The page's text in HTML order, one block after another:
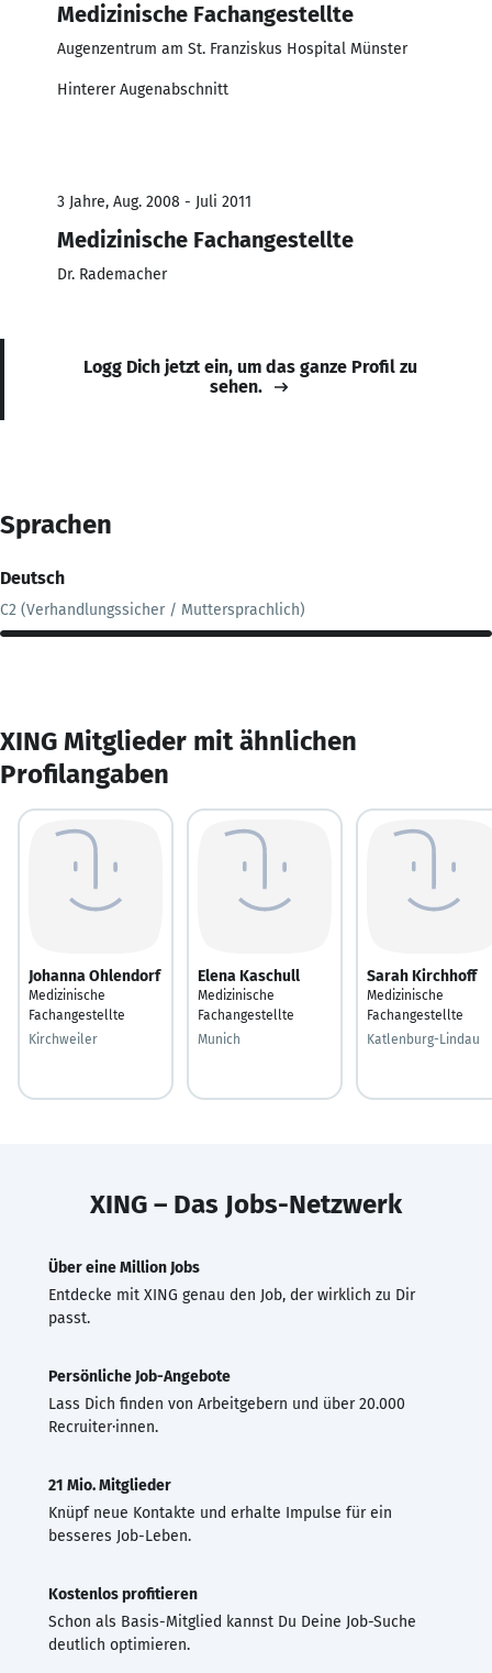
Medizinische Fachangestellte
Augenzentrum am St. Franziskus Hospital Münster
Hinterer Augenabschnitt
3 Jahre, Aug. 2008 - Juli 2011
Medizinische Fachangestellte
Dr. Rademacher
Logg Dich jetzt ein, um das ganze Profil zu
sehen.
Sprachen
Deutsch
C2 (Verhandlungssicher / Muttersprachlich)
XING Mitglieder mit ähnlichen
Profilangaben
Johanna Ohlendorf
Medizinische
Fachangestellte
Kirchweiler
Elena Kaschull
Medizinische
Fachangestellte
Munich
Sarah Kirchhoff
Medizinische
Fachangestellte
Katlenburg-Lindau
XING – Das Jobs-Netzwerk
Über eine Million Jobs
Entdecke mit XING genau den Job, der wirklich zu Dir
passt.
Persönliche Job-Angebote
Lass Dich finden von Arbeitgebern und über 20.000
Recruiter·innen.
21 Mio. Mitglieder
Knüpf neue Kontakte und erhalte Impulse für ein
besseres Job-Leben.
Kostenlos profitieren
Schon als Basis-Mitglied kannst Du Deine Job-Suche
deutlich optimieren.